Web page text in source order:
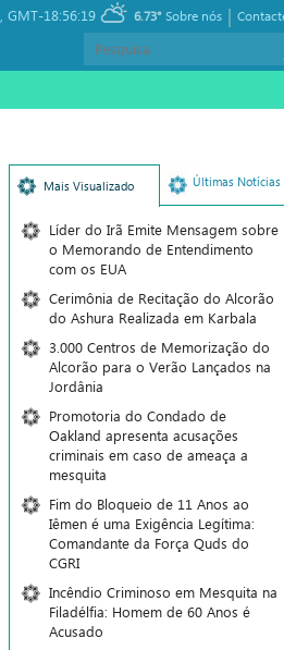
GMT-18:56:19 6.73° |
Sobre nós
Mais Visualizado Últimas Notícias
Líder do Irã Emite Mensagem sobre
o Memorando de Entendimento
com os EUA
Cerimônia de Recitação do Alcorão
do Ashura Realizada em Karbala
3.000 Centros de Memorização do
Alcorão para o Verão Lançados na
Jordânia
Promotoria do Condado de
Oakland apresenta acusações
criminais em caso de ameaça a
mesquita
Fim do Bloqueio de 11 Anos ao
Iêmen é uma Exigência Legítima:
Comandante da Força Quds do
CGRI
Incêndio Criminoso em Mesquita na
Filadélfia: Homem de 60 Anos é
Acusado